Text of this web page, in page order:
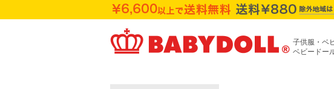
子供服・ベ
ベビードー